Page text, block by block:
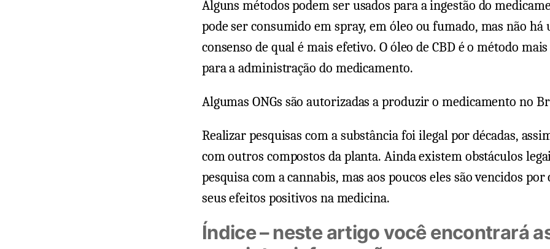
Alguns métodos podem ser usados para a ingestão do
pode ser consumido em spray, em óleo ou fumado, mas não há
consenso de qual é mais efetivo. O óleo de CBD é o método
para a administração do medicamento.
Algumas ONGs são autorizadas a produzir o medicamento no
Realizar pesquisas com a substância foi ilegal por décadas,
com outros compostos da planta. Ainda existem obstáculos
pesquisa com a cannabis, mas aos poucos eles são vencidos por
seus efeitos positivos na medicina.
Índice – neste artigo você encontrará